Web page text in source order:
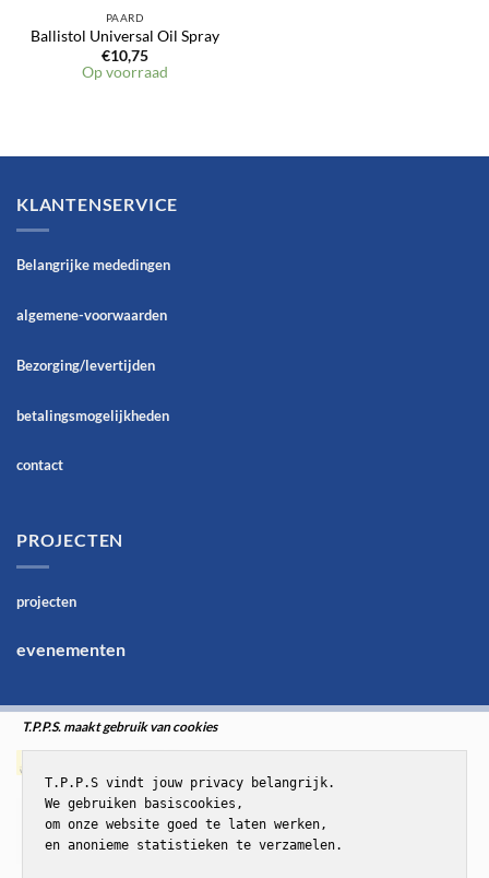
PAARD
Ballistol Universal Oil Spray
€10,75
Op voorraad
KLANTENSERVICE
Belangrijke mededingen
algemene-voorwaarden
Bezorging/levertijden
betalingsmogelijkheden
contact
PROJECTEN
projecten
evenementen
T.P.P.S. maakt gebruik van cookies
T.P.P.S vindt jouw privacy belangrijk.
We gebruiken basiscookies,
om onze website goed te laten werken,
en anonieme statistieken te verzamelen.